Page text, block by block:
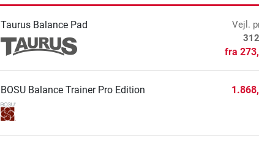
Taurus Balance Pad
Vejl.
fra273,
BOSU Balance Trainer Pro Edition 1.868,